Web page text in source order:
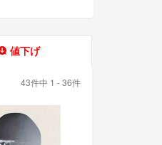
値下げ
43件中 1 - 36件